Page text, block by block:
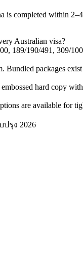
completed within
Australian visa?
189/190/491, 309/
packages
hard copy
are available for
ปรุง 2026